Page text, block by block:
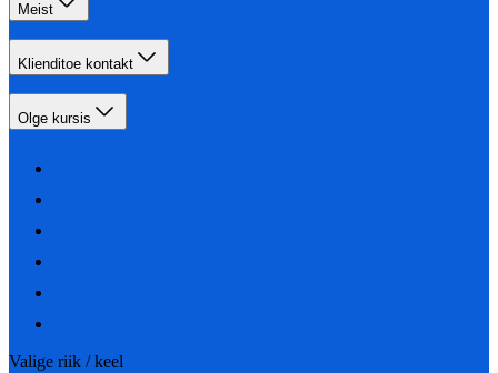
Meist
Klienditoe kontakt
Olge kursis
Valige riik / keel